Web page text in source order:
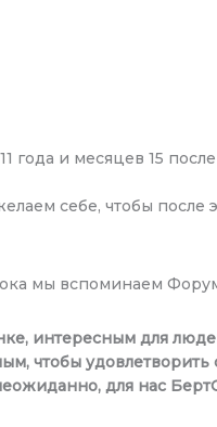
года и месяцев 15
себе, чтобы после
мы вспоминаем Форум
интересным для
чтобы
для нас